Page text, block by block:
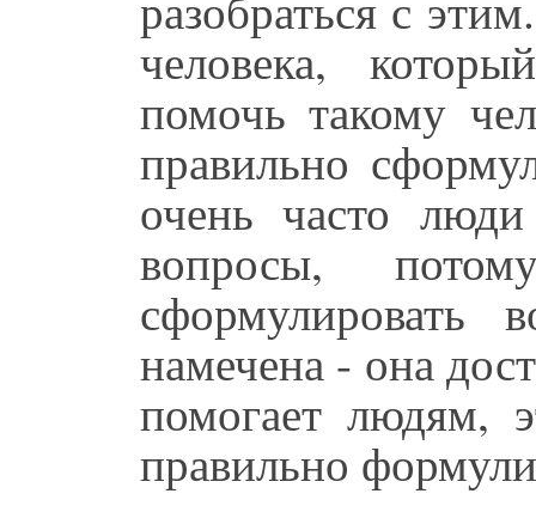
человека,
помочь такому
правильно
очень часто
вопросы,
сформулировать
намечена - она
помогает людям,
правильно